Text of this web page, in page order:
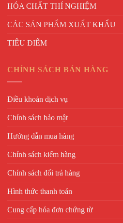
HÓA CHẤT THÍ NGHIỆM
CÁC SẢN PHẨM XUẤT KHẨU
TIÊU ĐIỂM
CHÍNH SÁCH BÁN HÀNG
Điều khoản dịch vụ
Chính sách bảo mật
Hướng dẫn mua hàng
Chính sách kiểm hàng
Chính sách đổi trả hàng
Hình thức thanh toán
Cung cấp hóa đơn chứng từ